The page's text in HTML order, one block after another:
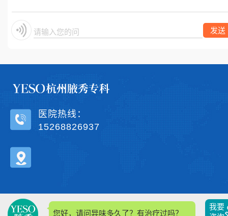
请输入您的问题 发送
我要
医院热线：
15268826937